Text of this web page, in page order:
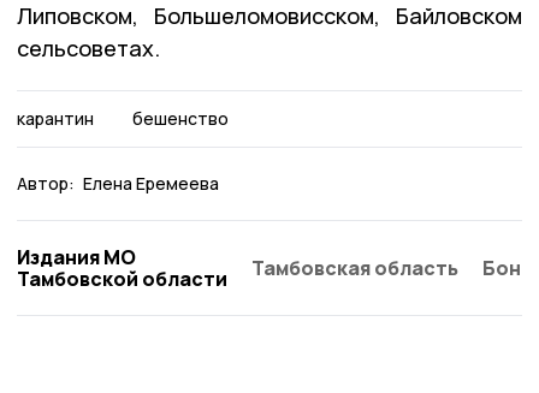
Липовском, Большеломовисском, Байловском
сельсоветах.
карантин бешенство
Автор: Елена Еремеева
Издания МО
Тамбовской области
Тамбовская область